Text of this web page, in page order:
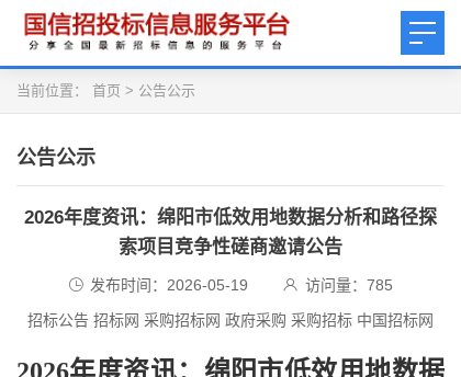
当前位置： 首页 > 公告公示
公告公示
2026年度资讯：绵阳市低效用地数据分析和路径探
索项目竞争性磋商邀请公告
发布时间：2026-05-19 访问量： 785
招标公告 招标网 采购招标网 政府采购 采购招标 中国招标网